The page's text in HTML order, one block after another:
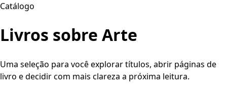
Catálogo
Livros sobre Arte
Uma seleção para você explorar títulos, abrir páginas de
livro e decidir com mais clareza a próxima leitura.